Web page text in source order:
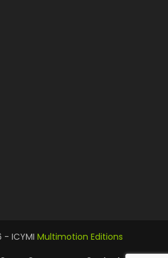
ICYMI Multimotion Editions